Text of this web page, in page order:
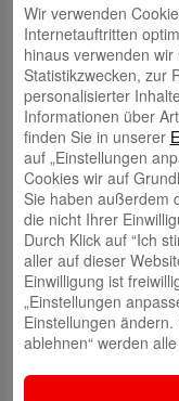
Schreibe einen
Deine E-Mail-Adresse
sind mit*markiert
Wir verwenden
Internetauftritten
hinaus verwenden
Statistikzwecken, zur
personalisierter
Informationen über
finden Sie in unserer
auf „Einstellungen
Cookies wir auf
Sie haben außerdem
die nicht Ihrer
Durch Klick auf “Ich
aller auf dieser
Einwilligung ist
„Einstellungen
Einstellungen
ablehnen“ werden